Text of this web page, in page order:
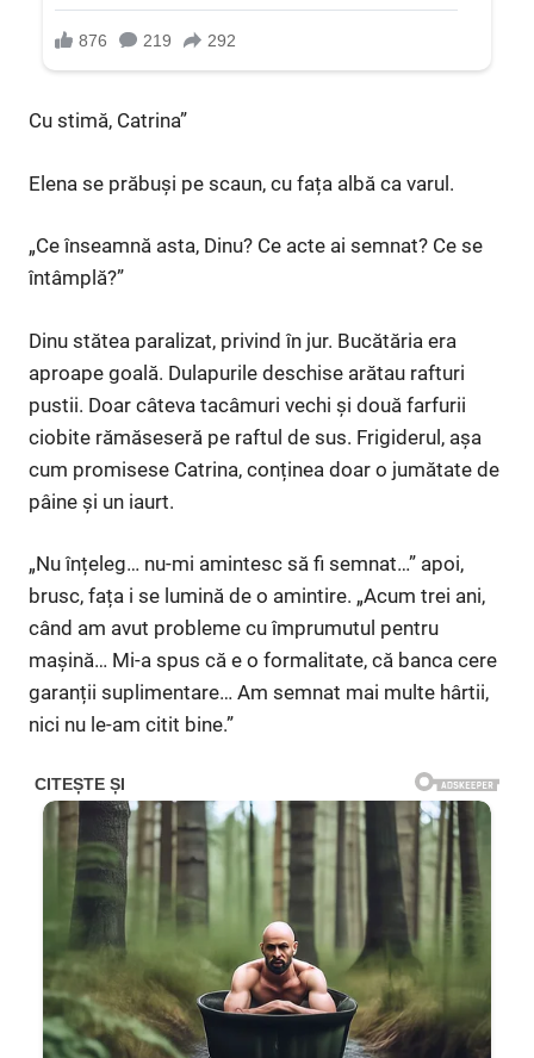
Cu stimă, Catrina”
Elena se prăbuși pe scaun, cu fața albă ca varul.
„Ce înseamnă asta, Dinu? Ce acte ai semnat? Ce se
întâmplă?”
Dinu stătea paralizat, privind în jur. Bucătăria era
aproape goală. Dulapurile deschise arătau rafturi
pustii. Doar câteva tacâmuri vechi și două farfurii
ciobite rămăseseră pe raftul de sus. Frigiderul, așa
cum promisese Catrina, conținea doar o jumătate de
pâine și un iaurt.
„Nu înțeleg… nu-mi amintesc să fi semnat…” apoi,
brusc, fața i se lumină de o amintire. „Acum trei ani,
când am avut probleme cu împrumutul pentru
mașină… Mi-a spus că e o formalitate, că banca cere
garanții suplimentare… Am semnat mai multe hârtii,
nici nu le-am citit bine.”